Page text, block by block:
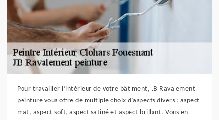
Pour travailler l’intérieur de votre bâtiment, JB Ravalement
peinture vous offre de multiple choix d’aspects divers : aspect
mat, aspect soft, aspect satiné et aspect brillant. Vous en